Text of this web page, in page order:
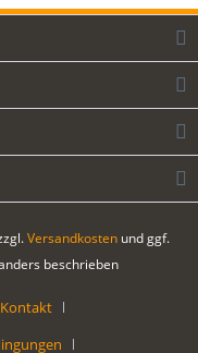
Versandkosten und ggf.
beschrieben
Kontakt